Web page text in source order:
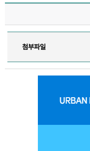
첨부파일